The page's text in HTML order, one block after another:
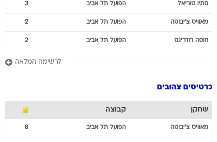
סתיו טוריאל הפועל תל אביב 3
מאוויס צ'יבוטה הפועל תל אביב 2
חוסה רודריגס הפועל תל אביב 2
לרשימה המלאה
כרטיסים צהובים
שחקן קבוצה
מאוויס צ'יבוטה הפועל תל אביב 8